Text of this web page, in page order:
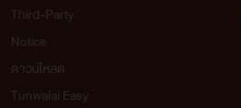
Third-Party
Notice
ดาวน์โหลด
Tunwalai Easy